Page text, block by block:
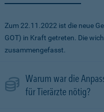
Zum 22.11.2022 ist die neue
GOT) in Kraft getreten. Die
zusammengefasst.
Warum war die
für Tierärzte nötig?